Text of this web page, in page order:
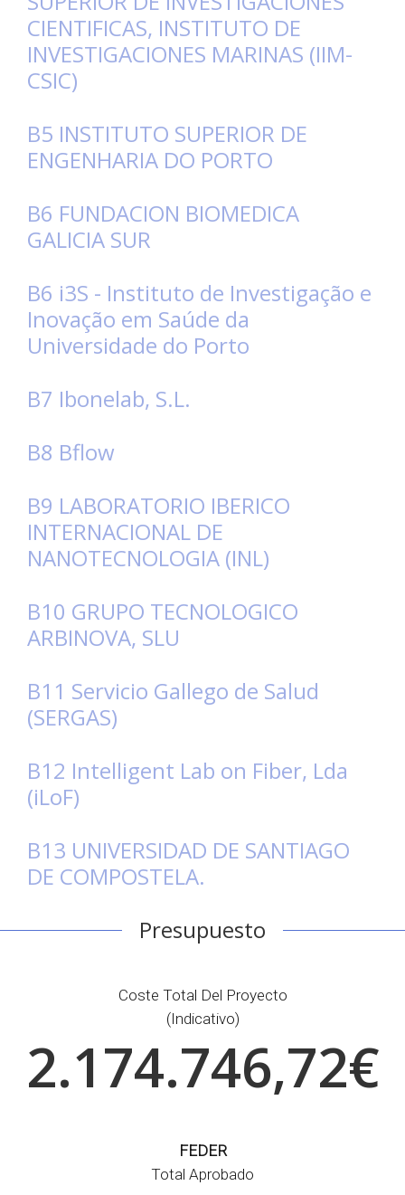
CIENTIFICAS, INSTITUTO DE
INVESTIGACIONES MARINAS (IIM-
CSIC)
B5 INSTITUTO SUPERIOR DE
ENGENHARIA DO PORTO
B6 FUNDACION BIOMEDICA
GALICIA SUR
B6 i3S - Instituto de Investigação e
Inovação em Saúde da
Universidade do Porto
B7 Ibonelab, S.L.
B8 Bflow
B9 LABORATORIO IBERICO
INTERNACIONAL DE
NANOTECNOLOGIA (INL)
B10 GRUPO TECNOLOGICO
ARBINOVA, SLU
B11 Servicio Gallego de Salud
(SERGAS)
B12 Intelligent Lab on Fiber, Lda
(iLoF)
B13 UNIVERSIDAD DE SANTIAGO
DE COMPOSTELA.
Presupuesto
Coste Total Del Proyecto
(indicativo)
2.174.746,72€
FEDER
Total Aprobado